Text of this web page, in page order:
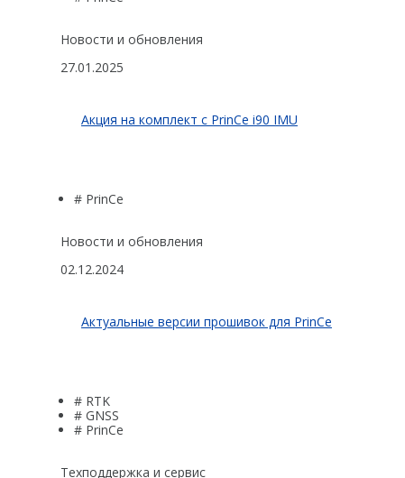
Новости и обновления
27.01.2025
Акция на комплект с PrinCe i90 IMU
# PrinCe
Новости и обновления
02.12.2024
Актуальные версии прошивок для PrinCe
# RTK
# GNSS
# PrinCe
Техподдержка и сервис